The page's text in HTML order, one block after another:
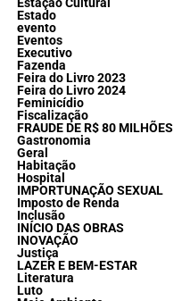
Estado
evento
Eventos
Executivo
Fazenda
Feira do Livro 2023
Feira do Livro 2024
Feminicídio
Fiscalização
FRAUDE DE R$ 80 MILHÕES
Gastronomia
Geral
Habitação
Hospital
IMPORTUNAÇÃO SEXUAL
Imposto de Renda
Inclusão
INÍCIO DAS OBRAS
INOVAÇÃO
Justiça
LAZER E BEM-ESTAR
Literatura
Luto